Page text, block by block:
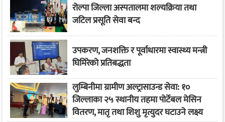
रोल्पा जिल्ला अस्पतालमा शल्यक्रिया तथा
जटिल प्रसूति सेवा बन्द
उपकरण, जनशक्ति र पूर्वाधारमा स्वास्थ्य मन्त्री
घिमिरेको प्रतिबद्धता
लुम्बिनीमा ग्रामीण अल्ट्रासाउन्ड सेवा: १०
जिल्लाका २५ स्थानीय तहमा पोर्टेबल मेसिन
वितरण, मातृ तथा शिशु मृत्युदर घटाउने लक्ष्य